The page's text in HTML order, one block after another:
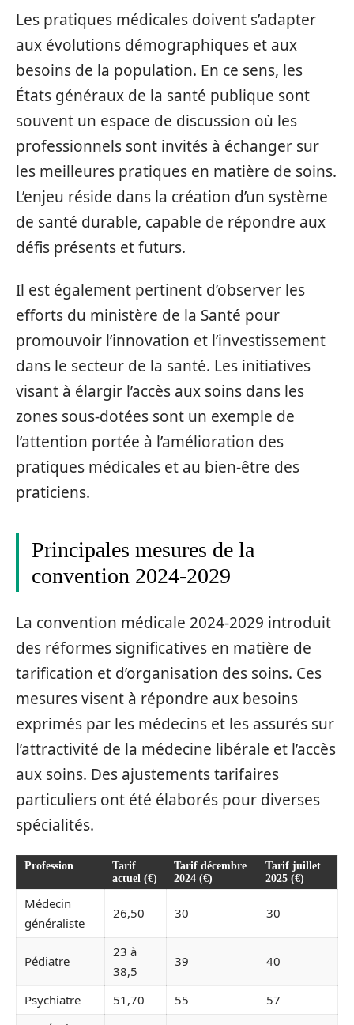
Les pratiques médicales doivent s’adapter
aux évolutions démographiques et aux
besoins de la population. En ce sens, les
États généraux de la santé publique sont
souvent un espace de discussion où les
professionnels sont invités à échanger sur
les meilleures pratiques en matière de soins.
L’enjeu réside dans la création d’un système
de santé durable, capable de répondre aux
défis présents et futurs.
Il est également pertinent d’observer les
efforts du ministère de la Santé pour
promouvoir l’innovation et l’investissement
dans le secteur de la santé. Les initiatives
visant à élargir l’accès aux soins dans les
zones sous-dotées sont un exemple de
l’attention portée à l’amélioration des
pratiques médicales et au bien-être des
praticiens.
Principales mesures de la
convention 2024-2029
La convention médicale 2024-2029 introduit
des réformes significatives en matière de
tarification et d’organisation des soins. Ces
mesures visent à répondre aux besoins
exprimés par les médecins et les assurés sur
l’attractivité de la médecine libérale et l’accès
aux soins. Des ajustements tarifaires
particuliers ont été élaborés pour diverses
spécialités.
Profession
Tarif
actuel (€)
Tarif décembre
2024 (€)
Tarif juillet
2025 (€)
Médecin
généraliste
26,50 30 30
Pédiatre
23 à
38,5
39 40
Psychiatre 51,70 55
57